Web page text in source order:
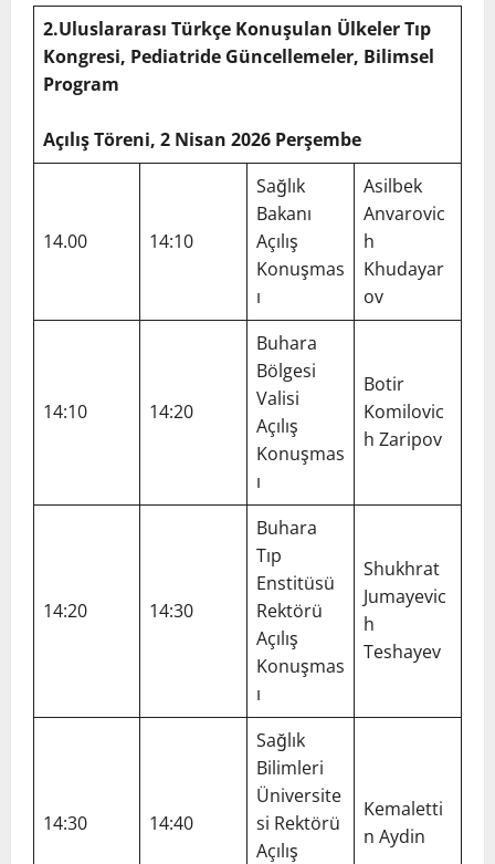
2.Uluslararası Türkçe Konuşulan Ülkeler Tıp
Kongresi, Pediatride Güncellemeler, Bilimsel
Program
Açılış Töreni, 2 Nisan 2026 Perşembe
14.00 14:10
Sağlık
Bakanı
Açılış
Konuşmas
ı
Asilbek
Anvarovic
h
Khudayar
ov
14:10 14:20
Buhara
Bölgesi
Valisi
Açılış
Konuşmas
ı
Botir
Komilovic
h Zaripov
14:20 14:30
Buhara
Tıp
Enstitüsü
Rektörü
Açılış
Konuşmas
ı
Shukhrat
Jumayevic
h
Teshayev
14:30 14:40
Sağlık
Bilimleri
Üniversite
si Rektörü
Açılış
Kemaletti
n Aydin